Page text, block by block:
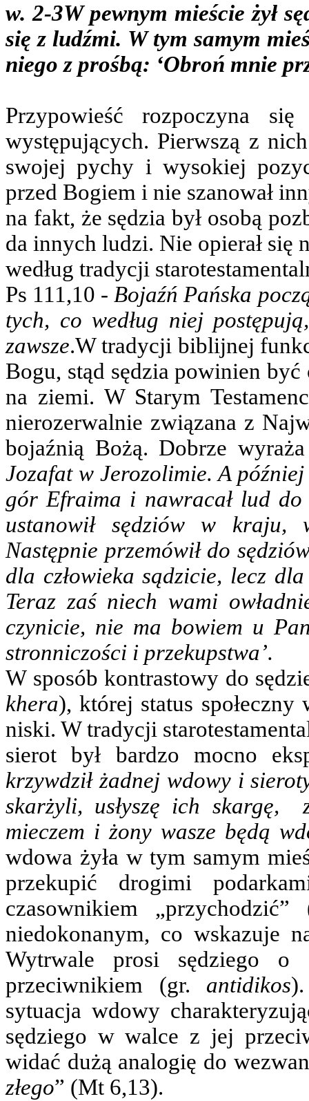
w. 2-3W pewnym mieście żył
się z ludźmi. W tym samym
niego z prośbą: ‘Obroń mnie
Przypowieść rozpoczyna
występujących. Pierwszą z
swojej pychy i wysokiej
przed Bogiem i nie szanował
na fakt, że sędzia był osobą
da innych ludzi. Nie opierał się
według tradycji
Ps 111,10 -Bojaźń Pańska
tych, co według niej
zawsze.W tradycji biblijnej
Bogu, stąd sędzia powinien
na ziemi. W Starym
nierozerwalnie związana z
bojaźnią Bożą. Dobrze
Jozafat w Jerozolimie. A
gór Efraima i nawracał lud
ustanowił sędziów w kraju,
Następnie przemówił do
dla człowieka sądzicie, lecz
Teraz zaś niech wami
czynicie, nie ma bowiem u
stronniczości i przekupstwa’.
W sposób kontrastowy do
khera), której status społeczny
niski. W tradycji
sierot był bardzo mocno
krzywdził żadnej wdowy i
skarżyli, usłyszę ich
mieczem i żony wasze będą
wdowa żyła w tym samym
przekupić drogimi
czasownikiem
niedokonanym, co wskazuje
Wytrwale prosi sędziego o
przeciwnikiem (gr. antidikos
sytuacja wdowy
sędziego w walce z jej
widać dużą analogię do
złego” (Mt 6,13).